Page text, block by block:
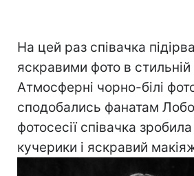
На цей раз співачка
яскравими фото в стильній
Атмосферні чорно-білі
сподобались фанатам
фотосесії співачка
кучерики і яскравий